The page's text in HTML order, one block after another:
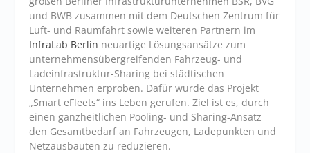
und BWB zusammen mit dem Deutschen Zentrum für
Luft- und Raumfahrt sowie weiteren Partnern im
InfraLab Berlin neuartige Lösungsansätze zum
unternehmensübergreifenden Fahrzeug- und
Ladeinfrastruktur-Sharing bei städtischen
Unternehmen erproben. Dafür wurde das Projekt
„Smart eFleets“ ins Leben gerufen. Ziel ist es, durch
einen ganzheitlichen Pooling- und Sharing-Ansatz
den Gesamtbedarf an Fahrzeugen, Ladepunkten und
Netzausbauten zu reduzieren.